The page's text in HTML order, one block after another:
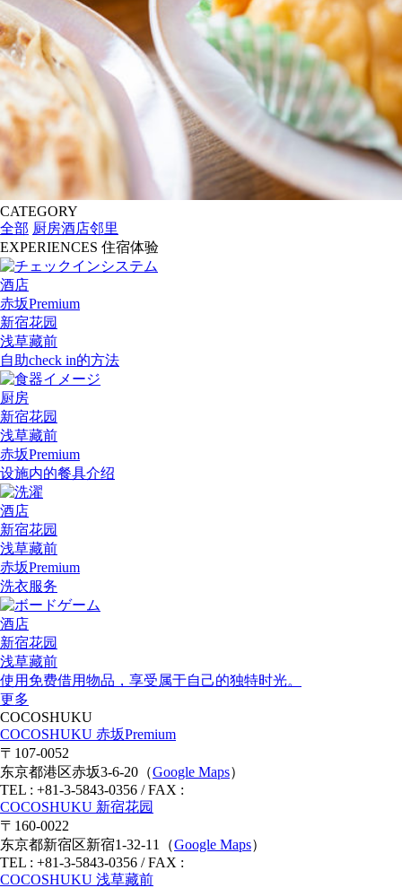
CATEGORY
全部 厨房酒店邻里
EXPERIENCES 住宿体验
酒店
赤坂Premium
新宿花园
浅草藏前
自助check in的方法
厨房
新宿花园
浅草藏前
赤坂Premium
设施内的餐具介绍
酒店
新宿花园
浅草藏前
赤坂Premium
洗衣服务
酒店
新宿花园
浅草藏前
使用免费借用物品，享受属于自己的独特时光。
更多
COCOSHUKU
COCOSHUKU 赤坂Premium
〒107-0052
东京都港区赤坂3-6-20（Google Maps）
TEL : +81-3-5843-0356 / FAX :
COCOSHUKU 新宿花园
〒160-0022
东京都新宿区新宿1-32-11（Google Maps）
TEL : +81-3-5843-0356 / FAX :
COCOSHUKU 浅草藏前